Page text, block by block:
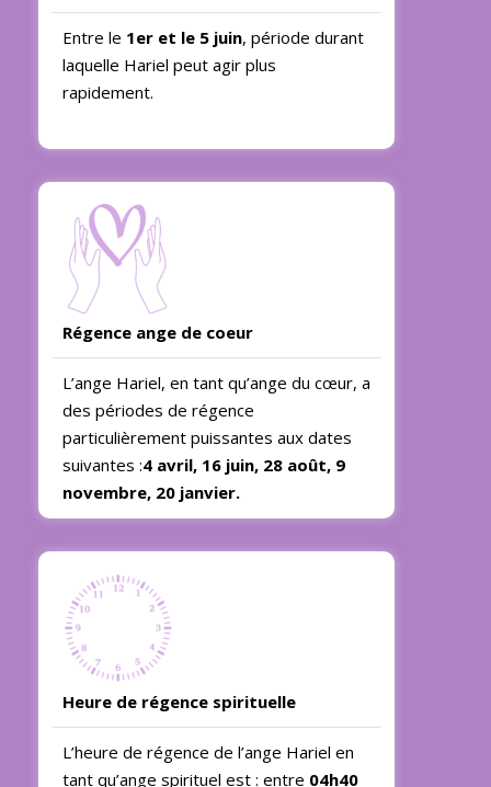
Entre le 1er et le 5 juin, période durant
laquelle Hariel peut agir plus
rapidement.
Régence ange de coeur
L’ange Hariel, en tant qu’ange du cœur, a
des périodes de régence
particulièrement puissantes aux dates
suivantes :4 avril, 16 juin, 28 août, 9
novembre, 20 janvier.
Heure de régence spirituelle
L’heure de régence de l’ange Hariel en
tant qu’ange spirituel est : entre 04h40